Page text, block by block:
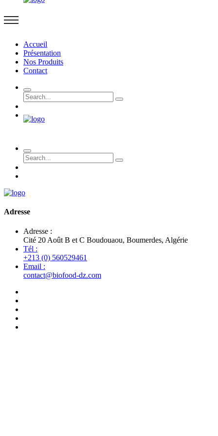
Accueil
Présentation
Nos Produits
Contact
Adresse
Adresse :
Cité 20 Août B et C Boudouaou, Boumerdes, Algérie
Tél :
+213 (0) 560529461
Email :
contact@biofood-dz.com